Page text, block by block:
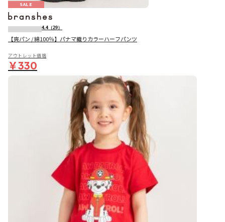
SALE
4.4 （29）
【爽パン / 綿100％】パナマ織りカラーハーフパンツ
アウトレット価格
￥330